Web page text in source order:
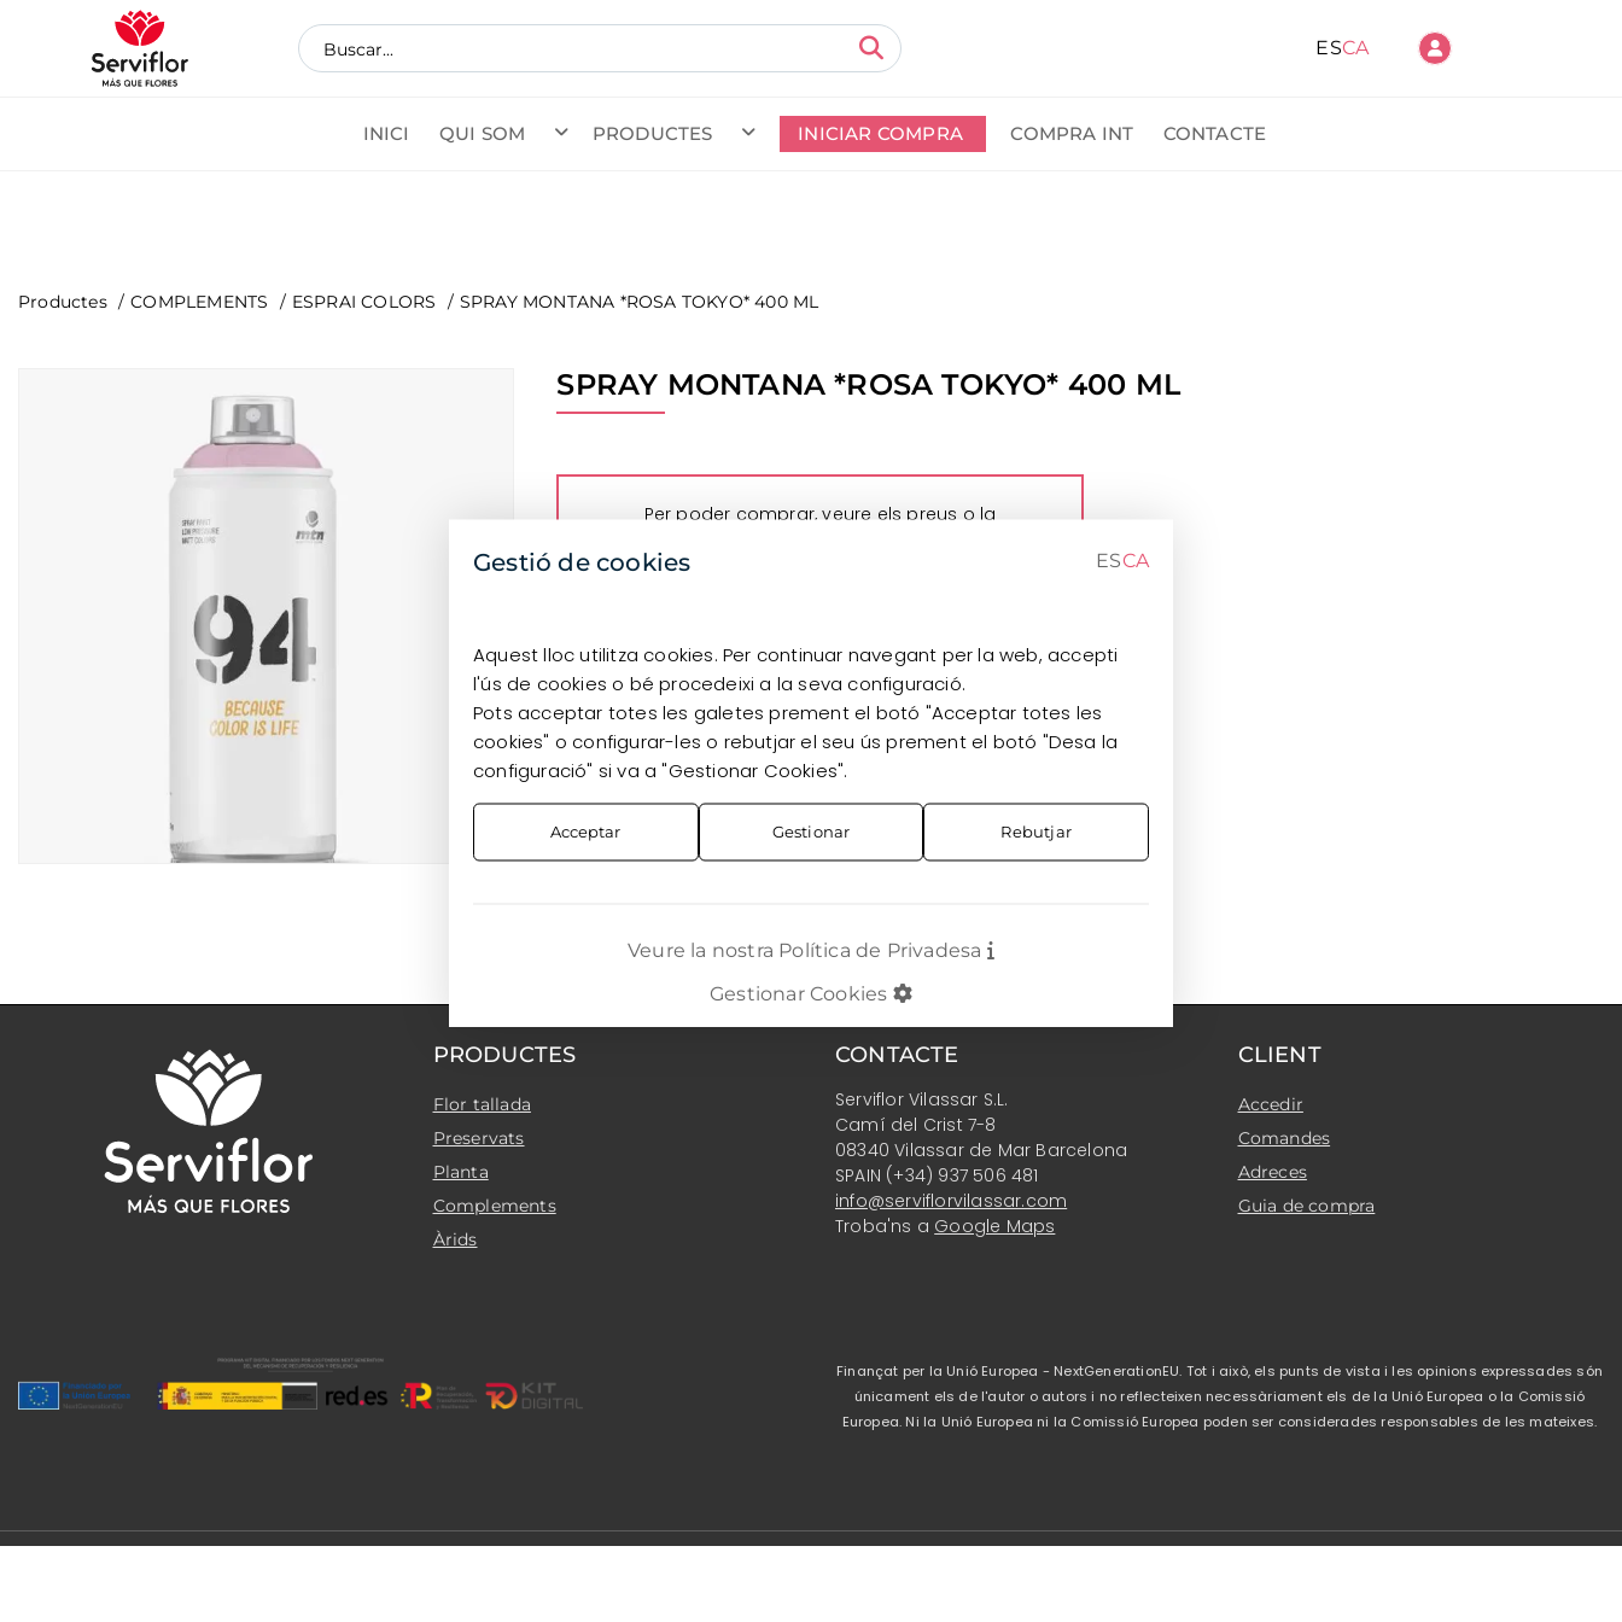
ESCA
INICI QUI SOM PRODUCTES INICIAR COMPRA COMPRA INT CONTACTE
Productes COMPLEMENTS ESPRAI COLORS SPRAY MONTANA *ROSA TOKYO* 400 ML
SPRAY MONTANA *ROSA TOKYO* 400 ML
Per poder comprar, veure els preus o la
Gestió de cookies ESCA
Aquest lloc utilitza cookies. Per continuar navegant per la web, accepti
l'ús de cookies o bé procedeixi a la seva configuració.
Pots acceptar totes les galetes prement el botó "Acceptar totes les
cookies" o configurar-les o rebutjar el seu ús prement el botó "Desa la
configuració" si va a "Gestionar Cookies".
Acceptar Gestionar Rebutjar
Veure la nostra Política de Privadesa
Gestionar Cookies
PRODUCTES
Flor tallada
Preservats
Planta
Complements
Àrids
CONTACTE
Serviflor Vilassar S.L.
Camí del Crist 7-8
08340 Vilassar de Mar Barcelona
SPAIN (+34) 937 506 481
info@serviflorvilassar.com
Troba'ns a Google Maps
CLIENT
Accedir
Comandes
Adreces
Guia de compra
Finançat per la Unió Europea - NextGenerationEU. Tot i això, els punts de vista i les opinions expressades són
únicament els de l'autor o autors i no reflecteixen necessàriament els de la Unió Europea o la Comissió
Europea. Ni la Unió Europea ni la Comissió Europea poden ser considerades responsables de les mateixes.